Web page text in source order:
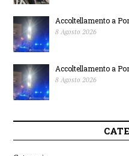
Accoltellamento a
8 Agosto 2026
Accoltellamento a
8 Agosto 2026